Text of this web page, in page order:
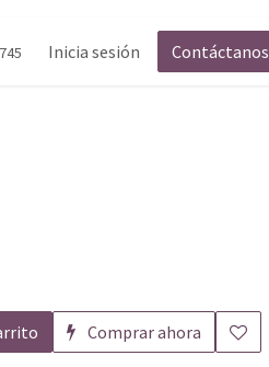
Inicia sesión Contáctanos
Comprar ahora